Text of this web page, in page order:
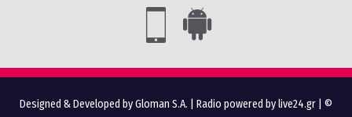
Designed & Developed by Gloman S.A. Radio powered by live24.gr | ©